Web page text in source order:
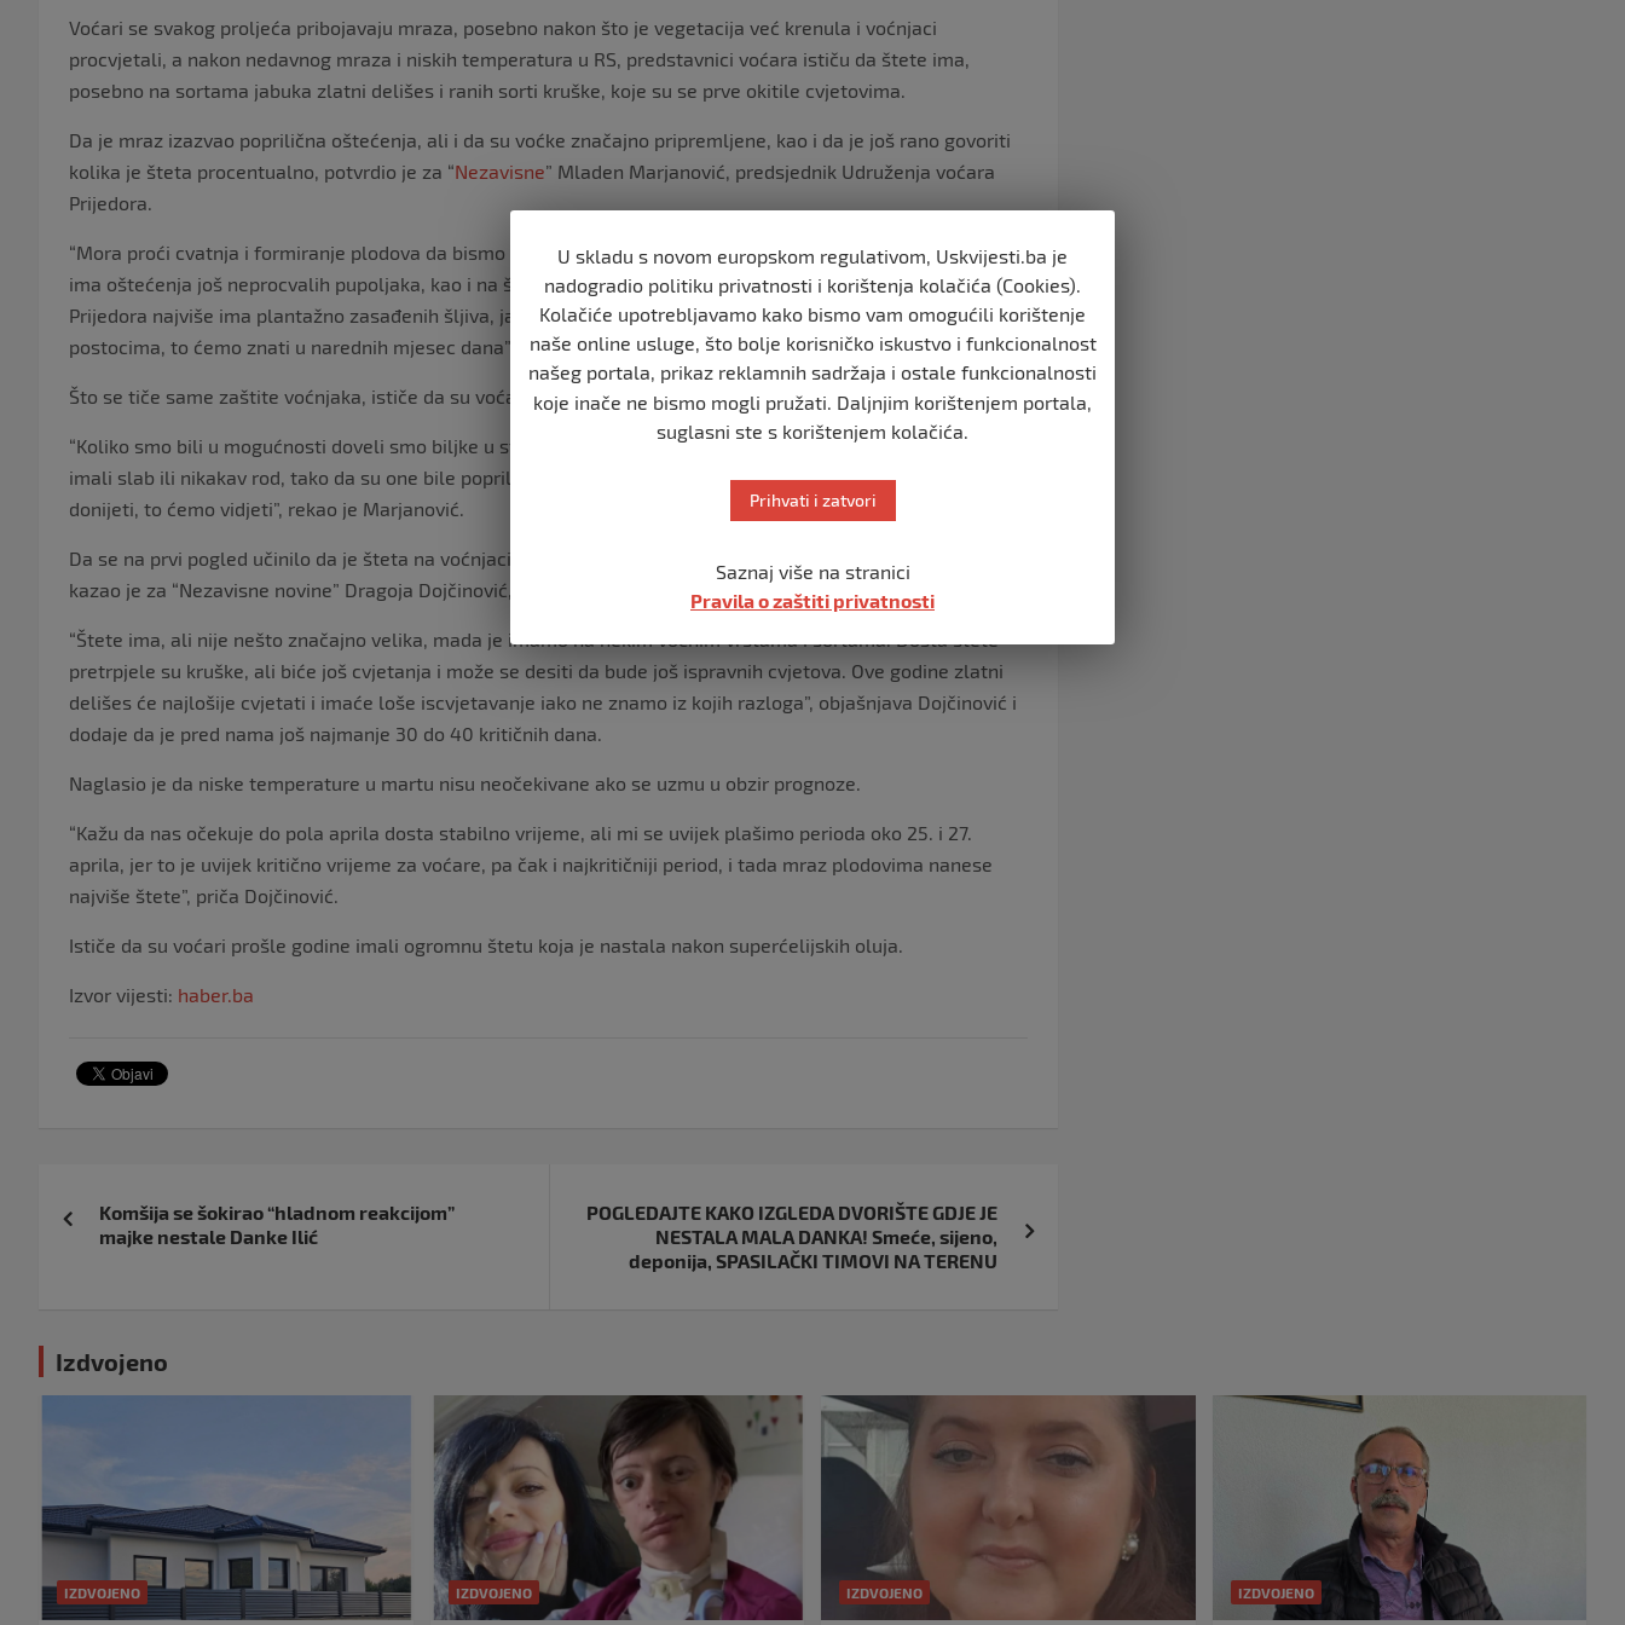
Voćari se svakog proljeća pribojavaju mraza, posebno nakon što je vegetacija već krenula i voćnjaci
procvjetali, a nakon nedavnog mraza i niskih temperatura u RS, predstavnici voćara ističu da štete ima,
posebno na sortama jabuka zlatni delišes i ranih sorti kruške, koje su se prve okitile cvjetovima.
Da je mraz izazvao poprilična oštećenja, ali i da su voćke značajno pripremljene, kao i da je još rano govoriti
kolika je šteta procentualno, potvrdio je za “Nezavisne” Mladen Marjanović, predsjednik Udruženja voćara
Prijedora.
“Mora proći cvatnja i formiranje plodova da bismo saznali kolika je stvarna šteta. Na crvenim sortama jabuke
ima oštećenja još neprocvalih pupoljaka, kao i na šljivama koje su već bile u cvatu. Kod nas na području
Prijedora najviše ima plantažno zasađenih šljiva, jabuka i neke rane sorte kruške. Nezahvalno je govoriti o
postocima, to ćemo znati u narednih mjesec dana”, kaže Marjanović.
Što se tiče same zaštite voćnjaka, ističe da su voćari uradili sve što su mogli u toku prošle godine.
“Koliko smo bili u mogućnosti doveli smo biljke u stanje da budu zdrave i jake, jer smo svakako prošle godine
imali slab ili nikakav rod, tako da su one bile poprilično spremne za ovu godinu. Šta će naredno vrijeme
donijeti, to ćemo vidjeti”, rekao je Marjanović.
Da se na prvi pogled učinilo da je šteta na voćnjacima prouzrokovana mrazom veća nego što stvarno jeste
kazao je za “Nezavisne novine” Dragoja Dojčinović, predsjednik Udruženja voćara RS.
“Štete ima, ali nije nešto značajno velika, mada je imamo na nekim voćnim vrstama i sortama. Dosta štete
pretrpjele su kruške, ali biće još cvjetanja i može se desiti da bude još ispravnih cvjetova. Ove godine zlatni
delišes će najlošije cvjetati i imaće loše iscvjetavanje iako ne znamo iz kojih razloga”, objašnjava Dojčinović i
dodaje da je pred nama još najmanje 30 do 40 kritičnih dana.
Naglasio je da niske temperature u martu nisu neočekivane ako se uzmu u obzir prognoze.
“Kažu da nas očekuje do pola aprila dosta stabilno vrijeme, ali mi se uvijek plašimo perioda oko 25. i 27.
aprila, jer to je uvijek kritično vrijeme za voćare, pa čak i najkritičniji period, i tada mraz plodovima nanese
najviše štete”, priča Dojčinović.
Ističe da su voćari prošle godine imali ogromnu štetu koja je nastala nakon superćelijskih oluja.
Izvor vijesti: haber.ba
objava
Komšija se šokirao “hladnom reakcijom”
majke nestale Danke Ilić
POGLEDAJTE KAKO IZGLEDA DVORIŠTE GDJE JE
NESTALA MALA DANKA! Smeće, sijeno,
deponija, SPASILAČKI TIMOVI NA TERENU
Izdvojeno
IZDVOJENO IZDVOJENO IZDVOJENO IZDVOJENO
U skladu s novom europskom regulativom, Uskvijesti.ba je
nadogradio politiku privatnosti i korištenja kolačića (Cookies).
Kolačiće upotrebljavamo kako bismo vam omogućili korištenje
naše online usluge, što bolje korisničko iskustvo i funkcionalnost
našeg portala, prikaz reklamnih sadržaja i ostale funkcionalnosti
koje inače ne bismo mogli pružati. Daljnjim korištenjem portala,
suglasni ste s korištenjem kolačića.
Prihvati i zatvori
Saznaj više na stranici
Pravila o zaštiti privatnosti